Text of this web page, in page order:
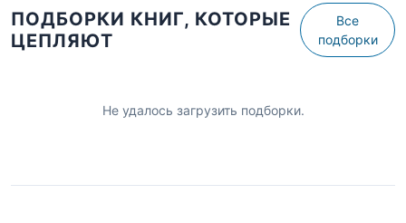
ПОДБОРКИ КНИГ, КОТОРЫЕ
ЦЕПЛЯЮТ
Все
подборки
Не удалось загрузить подборки.